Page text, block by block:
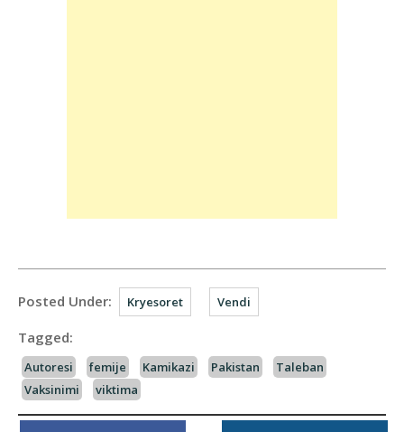
Posted Under: Kryesoret Vendi
Tagged:
Autoresi femije Kamikazi Pakistan
Taleban
Vaksinimi
viktima